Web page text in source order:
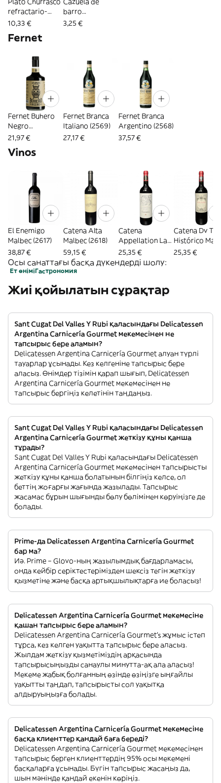
refractario-
28Cm (2729)
10,33 €
barro
Provoletera
3,25 €
Fernet
Fernet Buhero
Negro
Argentino
(4499)
21,97 €
Fernet Branca
Italiano (2569)
27,17 €
Fernet Branca
Argentino (2568)
37,57 €
Vinos
El Enemigo
Malbec (2617)
38,87 €
Catena Alta
Malbec (2618)
59,15 €
Catena
Appellation La
Consulta - 750
Ml (2621)
25,35 €
Catena Dv
Histórico
- 750ml (2622)
25,35 €
Осы санаттағы басқа дүкендерді шолу:
Ет өніміГастрономия
Жиі қойылатын сұрақтар
Sant Cugat Del Valles Y Rubi қаласындағы Delicatessen
Argentina Carnicería Gourmet мекемесінен не
тапсырыс бере аламын?
Delicatessen Argentina Carnicería Gourmet алуан түрлі
тауарлар ұсынады. Кез келгеніне тапсырыс бере
аласыз. Өнімдер тізімін қарап шығып, Delicatessen
Argentina Carnicería Gourmet мекемесінен не
тапсырыс бергіңіз келетінін таңдаңыз.
Sant Cugat Del Valles Y Rubi қаласындағы Delicatessen
Argentina Carnicería Gourmet жеткізу құны қанша
тұрады?
Sant Cugat Del Valles Y Rubi қаласындағы Delicatessen
Argentina Carnicería Gourmet мекемесінен тапсырысты
жеткізу құны қанша болатынын білгіңіз келсе, ол
беттің жоғарғы жағында жазылады. Тапсырыс
жасамас бұрын шығынды бөлу бөлімінен көруіңізге де
болады.
Prime-да Delicatessen Argentina Carnicería Gourmet
бар ма?
Иә. Prime – Glovo-ның жазылымдық бағдарламасы,
онда кейбір серіктестерімізден шексіз тегін жеткізу
қызметіне және басқа артықшылықтарға ие боласыз!
Delicatessen Argentina Carnicería Gourmet мекемесіне
қашан тапсырыс бере аламын?
Delicatessen Argentina Carnicería Gourmet’s жұмыс істеп
тұрса, кез келген уақытта тапсырыс бере аласыз.
Жылдам жеткізу қызметіміздің арқасында
тапсырысыңызды санаулы минутта-ақ ала аласыз!
Мекеме жабық болғанның өзінде өзіңізге ыңғайлы
уақытты таңдап, тапсырысты сол уақытқа
алдыруыңызға болады.
Delicatessen Argentina Carnicería Gourmet мекемесіне
басқа клиенттер қандай баға береді?
Delicatessen Argentina Carnicería Gourmet мекемесінен
тапсырыс берген клиенттердің 95% осы мекемені
басқаларға ұсынады. Бүгін тапсырыс жасаңыз да,
шын мәнінде қандай екенін көріңіз.